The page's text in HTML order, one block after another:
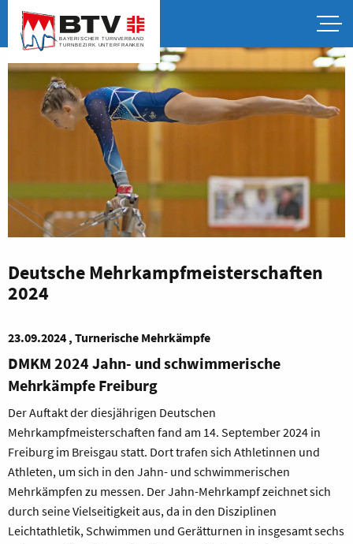
Deutsche Mehrkampfmeisterschaften
2024
23.09.2024 , Turnerische Mehrkämpfe
DMKM 2024 Jahn- und schwimmerische
Mehrkämpfe Freiburg
Der Auftakt der diesjährigen Deutschen
Mehrkampfmeisterschaften fand am 14. September 2024 in
Freiburg im Breisgau statt. Dort trafen sich Athletinnen und
Athleten, um sich in den Jahn- und schwimmerischen
Mehrkämpfen zu messen. Der Jahn-Mehrkampf zeichnet sich
durch seine Vielseitigkeit aus, da in den Disziplinen
Leichtathletik, Schwimmen und Gerätturnen in insgesamt sechs